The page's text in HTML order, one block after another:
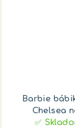
Barbie
Chelsea
✅